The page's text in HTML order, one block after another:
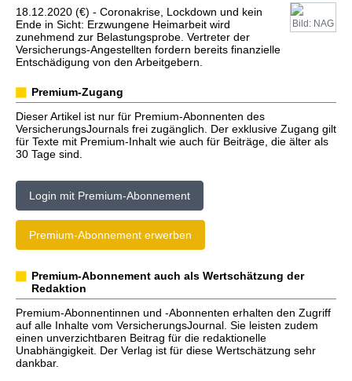
Bild: NAG
18.12.2020 (€) - Coronakrise, Lockdown und kein
Ende in Sicht: Erzwungene Heimarbeit wird
zunehmend zur Belastungsprobe. Vertreter der
Versicherungs-Angestellten fordern bereits finanzielle
Entschädigung von den Arbeitgebern.
Premium-Zugang
Dieser Artikel ist nur für Premium-Abonnenten des
VersicherungsJournals frei zugänglich. Der exklusive Zugang gilt
für Texte mit Premium-Inhalt wie auch für Beiträge, die älter als
30 Tage sind.
Login mit Premium-Abonnement
Premium-Abonnement erwerben
Premium-Abonnement auch als Wertschätzung der
Redaktion
Premium-Abonnentinnen und -Abonnenten erhalten den Zugriff
auf alle Inhalte vom VersicherungsJournal. Sie leisten zudem
einen unverzichtbaren Beitrag für die redaktionelle
Unabhängigkeit. Der Verlag ist für diese Wertschätzung sehr
dankbar.